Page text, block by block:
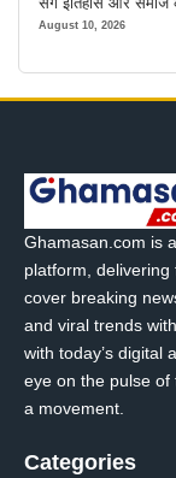
August 10, 2026
Ghamasan.com is
platform,
cover breaking
and viral trends
with today’s digital
eye on the pulse
a movement.
Categories